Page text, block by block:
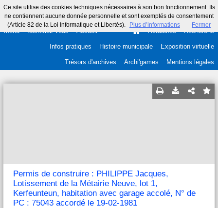
Ce site utilise des cookies techniques nécessaires à son bon fonctionnement. Ils
ne contiennent aucune donnée personnelle et sont exemptés de consentement
(Article 82 de la Loi Informatique et Libertés).
Plus d’informations Fermer
Menu Identifiez-vous Accueil Actualités Recherche
Infos pratiques Histoire municipale Exposition virtuelle
Trésors d'archives Archi'games Mentions légales
Permis de construire : PHILIPPE Jacques,
Lotissement de la Métairie Neuve, lot 1,
Kerfeunteun, habitation avec garage accolé, N° de
PC : 75043 accordé le 19-02-1981